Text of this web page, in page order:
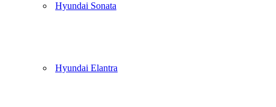
Hyundai Sonata
Hyundai Elantra